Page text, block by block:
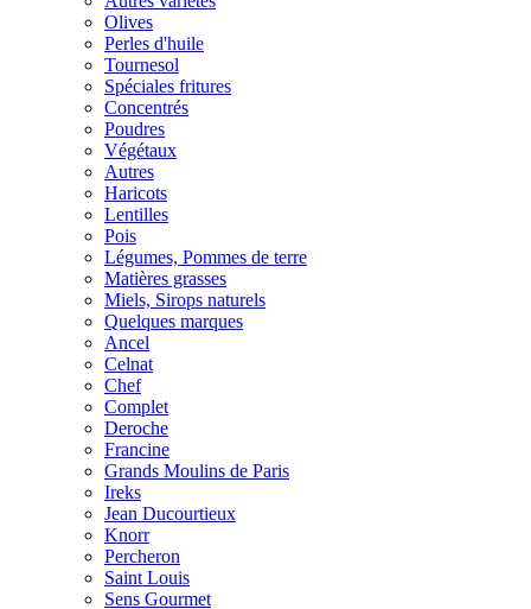
Olives
Perles d'huile
Tournesol
Spéciales fritures
Concentrés
Poudres
Végétaux
Autres
Haricots
Lentilles
Pois
Légumes, Pommes de terre
Matières grasses
Miels, Sirops naturels
Quelques marques
Ancel
Celnat
Chef
Complet
Deroche
Francine
Grands Moulins de Paris
Ireks
Jean Ducourtieux
Knorr
Percheron
Saint Louis
Sens Gourmet